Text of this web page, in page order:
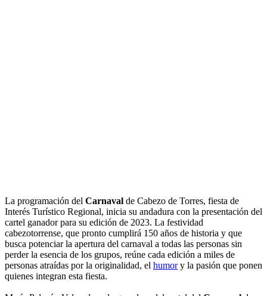
La programación del Carnaval de Cabezo de Torres, fiesta de
Interés Turístico Regional, inicia su andadura con la presentación del
cartel ganador para su edición de 2023. La festividad
cabezotorrense, que pronto cumplirá 150 años de historia y que
busca potenciar la apertura del carnaval a todas las personas sin
perder la esencia de los grupos, reúne cada edición a miles de
personas atraídas por la originalidad, el humory la pasión que ponen
quienes integran esta fiesta.